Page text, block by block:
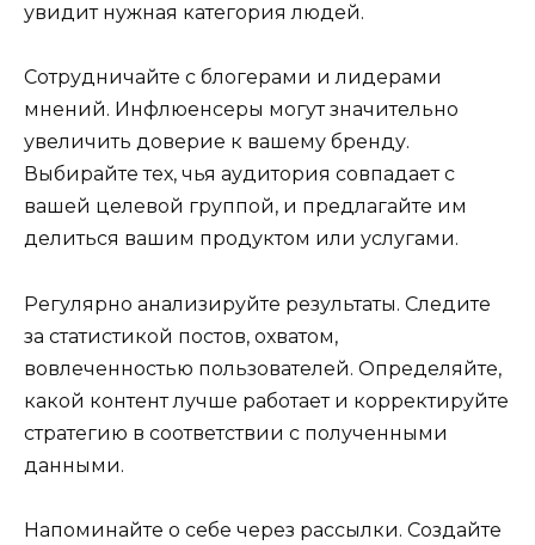
увидит нужная категория людей.
Сотрудничайте с блогерами и лидерами
мнений. Инфлюенсеры могут значительно
увеличить доверие к вашему бренду.
Выбирайте тех, чья аудитория совпадает с
вашей целевой группой, и предлагайте им
делиться вашим продуктом или услугами.
Регулярно анализируйте результаты. Следите
за статистикой постов, охватом,
вовлеченностью пользователей. Определяйте,
какой контент лучше работает и корректируйте
стратегию в соответствии с полученными
данными.
Напоминайте о себе через рассылки. Создайте